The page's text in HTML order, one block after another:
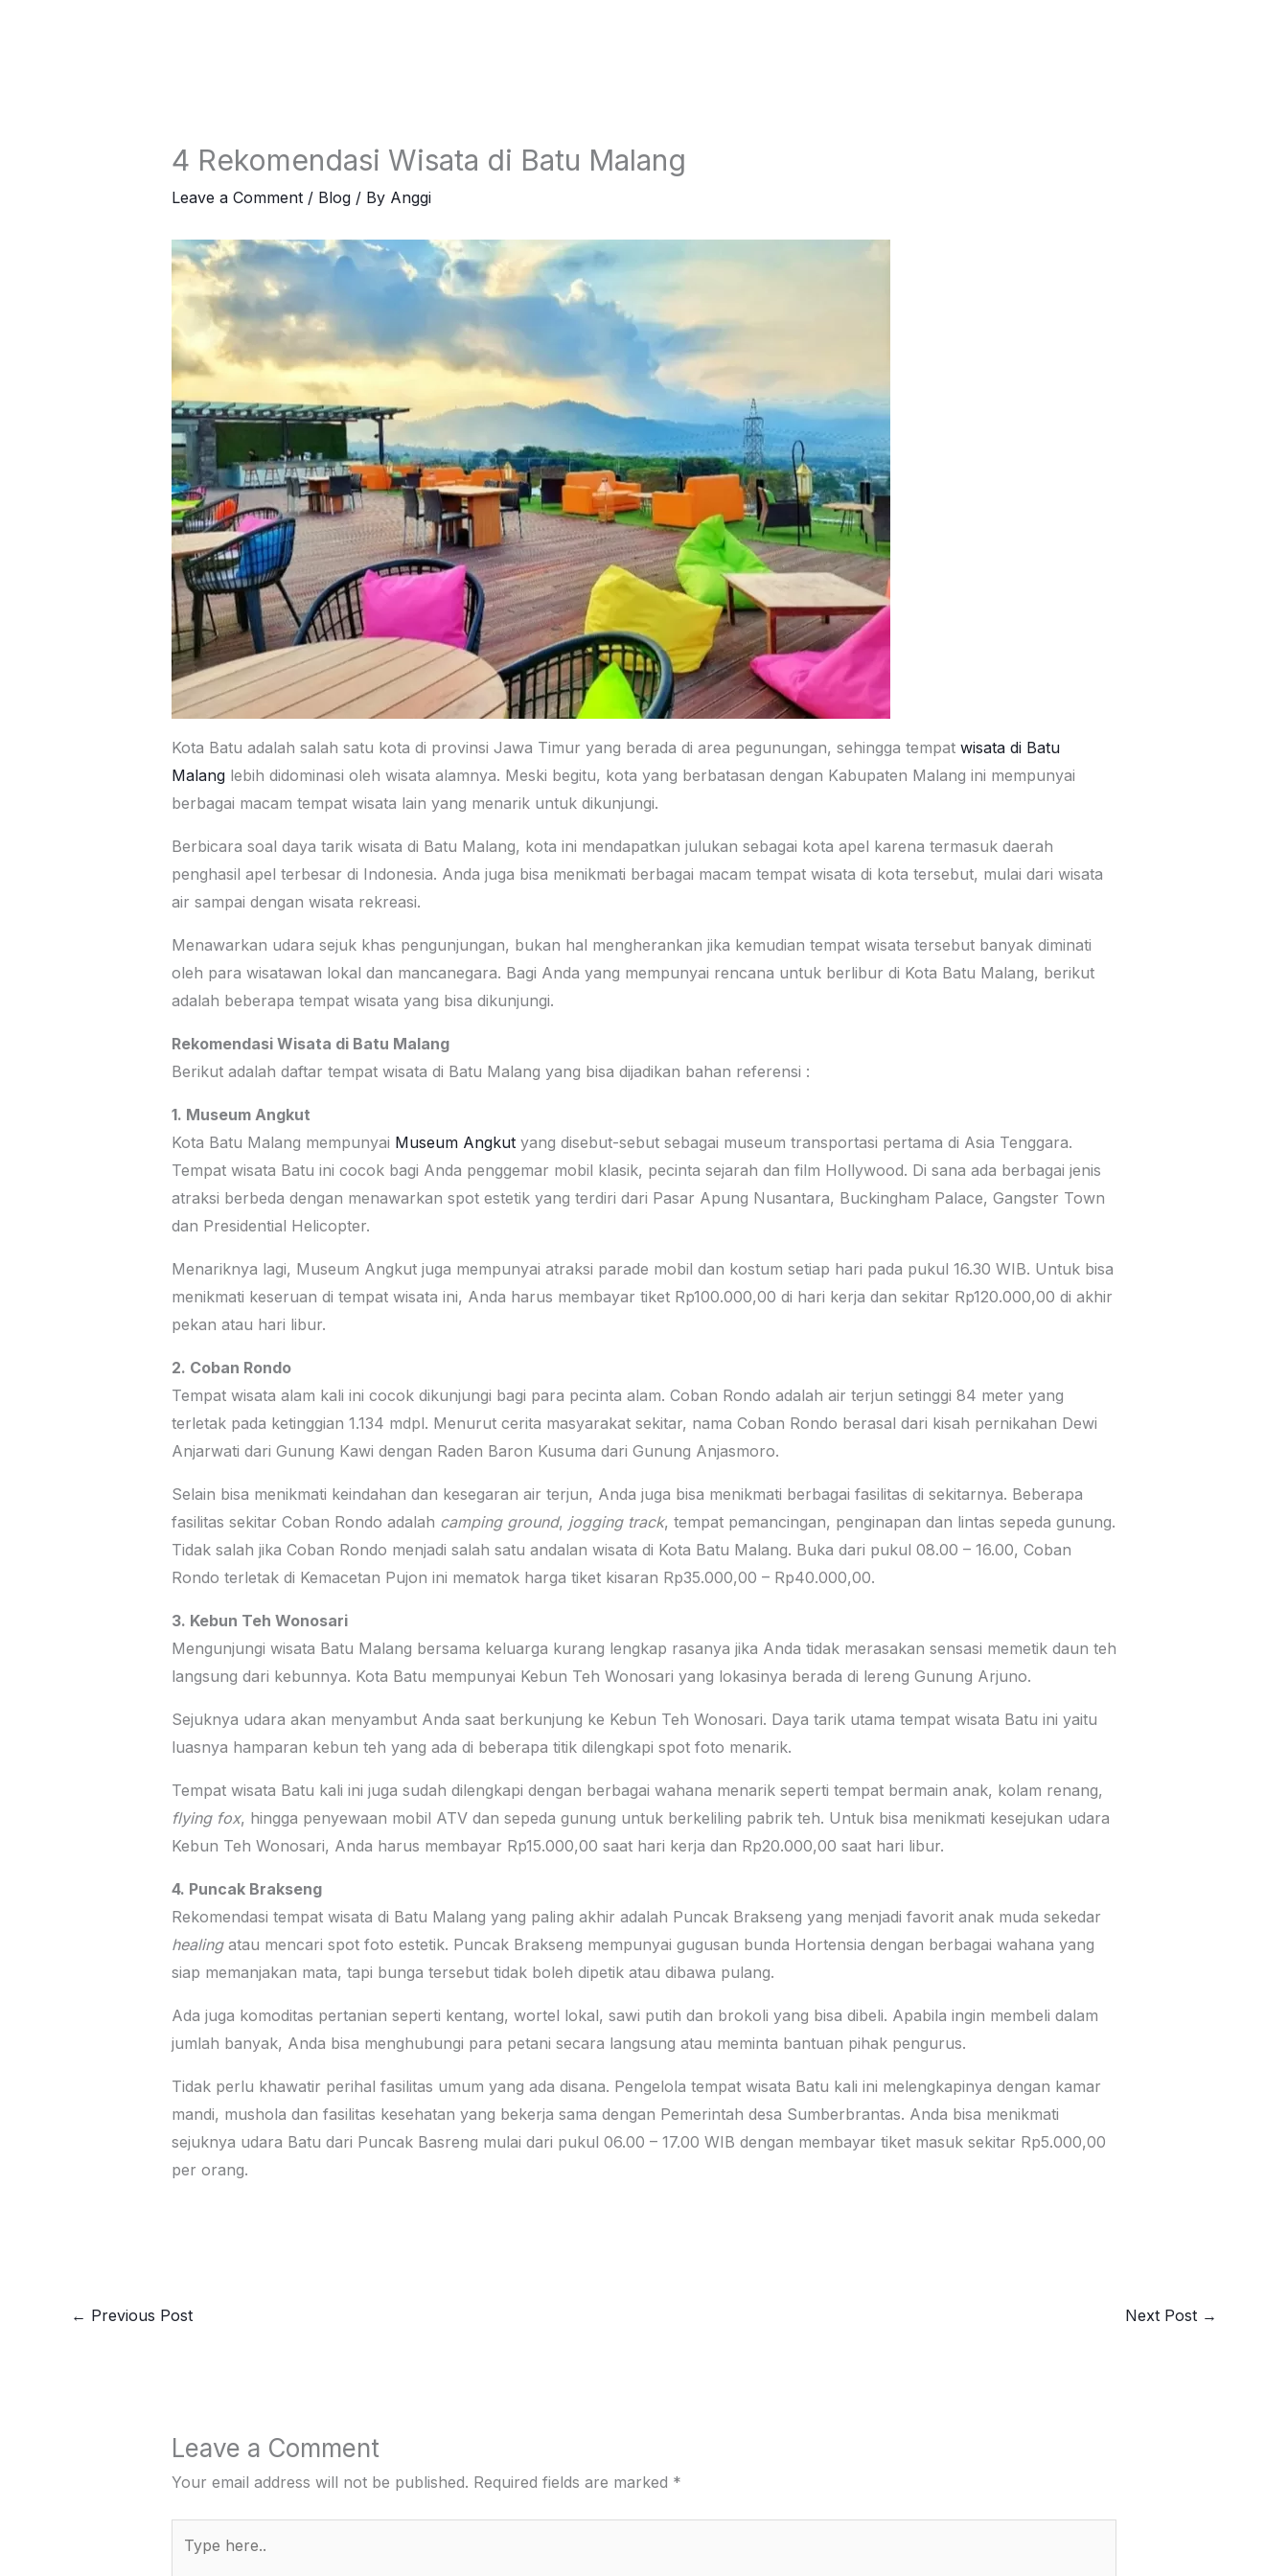
4 Rekomendasi Wisata di Batu Malang
Leave a Comment / Blog/ By Anggi
Kota Batu adalah salah satu kota di provinsi Jawa Timur yang berada di area pegunungan, sehingga tempat wisata di Batu
Malanglebih didominasi oleh wisata alamnya. Meski begitu, kota yang berbatasan dengan Kabupaten Malang ini mempunyai
berbagai macam tempat wisata lain yang menarik untuk dikunjungi.
Berbicara soal daya tarik wisata di Batu Malang, kota ini mendapatkan julukan sebagai kota apel karena termasuk daerah
penghasil apel terbesar di Indonesia. Anda juga bisa menikmati berbagai macam tempat wisata di kota tersebut, mulai dari wisata
air sampai dengan wisata rekreasi.
Menawarkan udara sejuk khas pengunjungan, bukan hal mengherankan jika kemudian tempat wisata tersebut banyak diminati
oleh para wisatawan lokal dan mancanegara. Bagi Anda yang mempunyai rencana untuk berlibur di Kota Batu Malang, berikut
adalah beberapa tempat wisata yang bisa dikunjungi.
Rekomendasi Wisata di Batu Malang
Berikut adalah daftar tempat wisata di Batu Malang yang bisa dijadikan bahan referensi :
1. Museum Angkut
Kota Batu Malang mempunyai Museum Angkutyang disebut-sebut sebagai museum transportasi pertama di Asia Tenggara.
Tempat wisata Batu ini cocok bagi Anda penggemar mobil klasik, pecinta sejarah dan film Hollywood. Di sana ada berbagai jenis
atraksi berbeda dengan menawarkan spot estetik yang terdiri dari Pasar Apung Nusantara, Buckingham Palace, Gangster Town
dan Presidential Helicopter.
Menariknya lagi, Museum Angkut juga mempunyai atraksi parade mobil dan kostum setiap hari pada pukul 16.30 WIB. Untuk bisa
menikmati keseruan di tempat wisata ini, Anda harus membayar tiket Rp100.000,00 di hari kerja dan sekitar Rp120.000,00 di akhir
pekan atau hari libur.
2. Coban Rondo
Tempat wisata alam kali ini cocok dikunjungi bagi para pecinta alam. Coban Rondo adalah air terjun setinggi 84 meter yang
terletak pada ketinggian 1.134 mdpl. Menurut cerita masyarakat sekitar, nama Coban Rondo berasal dari kisah pernikahan Dewi
Anjarwati dari Gunung Kawi dengan Raden Baron Kusuma dari Gunung Anjasmoro.
Selain bisa menikmati keindahan dan kesegaran air terjun, Anda juga bisa menikmati berbagai fasilitas di sekitarnya. Beberapa
fasilitas sekitar Coban Rondo adalah camping ground, jogging track, tempat pemancingan, penginapan dan lintas sepeda gunung.
Tidak salah jika Coban Rondo menjadi salah satu andalan wisata di Kota Batu Malang. Buka dari pukul 08.00 – 16.00, Coban
Rondo terletak di Kemacetan Pujon ini mematok harga tiket kisaran Rp35.000,00 – Rp40.000,00.
3. Kebun Teh Wonosari
Mengunjungi wisata Batu Malang bersama keluarga kurang lengkap rasanya jika Anda tidak merasakan sensasi memetik daun teh
langsung dari kebunnya. Kota Batu mempunyai Kebun Teh Wonosari yang lokasinya berada di lereng Gunung Arjuno.
Sejuknya udara akan menyambut Anda saat berkunjung ke Kebun Teh Wonosari. Daya tarik utama tempat wisata Batu ini yaitu
luasnya hamparan kebun teh yang ada di beberapa titik dilengkapi spot foto menarik.
Tempat wisata Batu kali ini juga sudah dilengkapi dengan berbagai wahana menarik seperti tempat bermain anak, kolam renang,
flying fox, hingga penyewaan mobil ATV dan sepeda gunung untuk berkeliling pabrik teh. Untuk bisa menikmati kesejukan udara
Kebun Teh Wonosari, Anda harus membayar Rp15.000,00 saat hari kerja dan Rp20.000,00 saat hari libur.
4. Puncak Brakseng
Rekomendasi tempat wisata di Batu Malang yang paling akhir adalah Puncak Brakseng yang menjadi favorit anak muda sekedar
healingatau mencari spot foto estetik. Puncak Brakseng mempunyai gugusan bunda Hortensia dengan berbagai wahana yang
siap memanjakan mata, tapi bunga tersebut tidak boleh dipetik atau dibawa pulang.
Ada juga komoditas pertanian seperti kentang, wortel lokal, sawi putih dan brokoli yang bisa dibeli. Apabila ingin membeli dalam
jumlah banyak, Anda bisa menghubungi para petani secara langsung atau meminta bantuan pihak pengurus.
Tidak perlu khawatir perihal fasilitas umum yang ada disana. Pengelola tempat wisata Batu kali ini melengkapinya dengan kamar
mandi, mushola dan fasilitas kesehatan yang bekerja sama dengan Pemerintah desa Sumberbrantas. Anda bisa menikmati
sejuknya udara Batu dari Puncak Basreng mulai dari pukul 06.00 – 17.00 WIB dengan membayar tiket masuk sekitar Rp5.000,00
per orang.
← Previous Post Next Post →
Leave a Comment
Your email address will not be published. Required fields are marked *
here..